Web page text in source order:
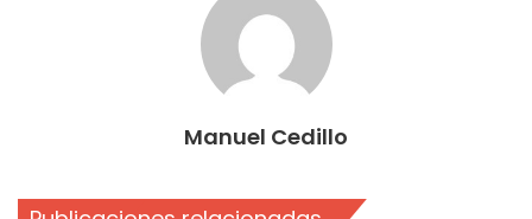
Manuel Cedillo